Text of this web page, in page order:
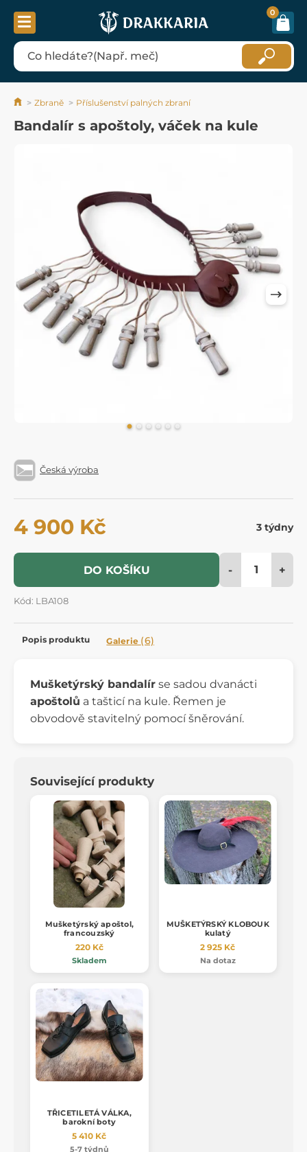
0
Zbraně Příslušenství palných zbraní
Bandalír s apoštoly, váček na kule
Česká výroba
4 900 Kč 3 týdny
DO KOŠÍKU - +
Kód: LBA108
Popis produktu Galerie (6)
Mušketýrský bandalír se sadou dvanácti
apoštolů a tašticí na kule. Řemen je
obvodově stavitelný pomocí šněrování.
Související produkty
Mušketýrský apoštol,
francouzský
220 Kč
Skladem
MUŠKETÝRSKÝ KLOBOUK
kulatý
2 925 Kč
Na dotaz
TŘICETILETÁ VÁLKA,
barokní boty
5 410 Kč
5-7 týdnů